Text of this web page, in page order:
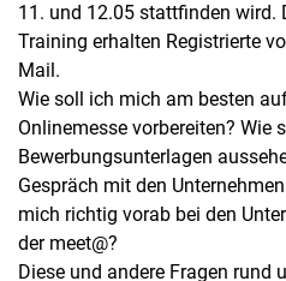
Alle Meldungen
Alle Termine
11. und 12.05 stattfinden wird.
Training erhalten Registrierte
Mail.
Wie soll ich mich am besten
Onlinemesse vorbereiten? Wie
Bewerbungsunterlagen
Gespräch mit den
mich richtig vorab bei den
der meet@?
Diese und andere Fragen rund